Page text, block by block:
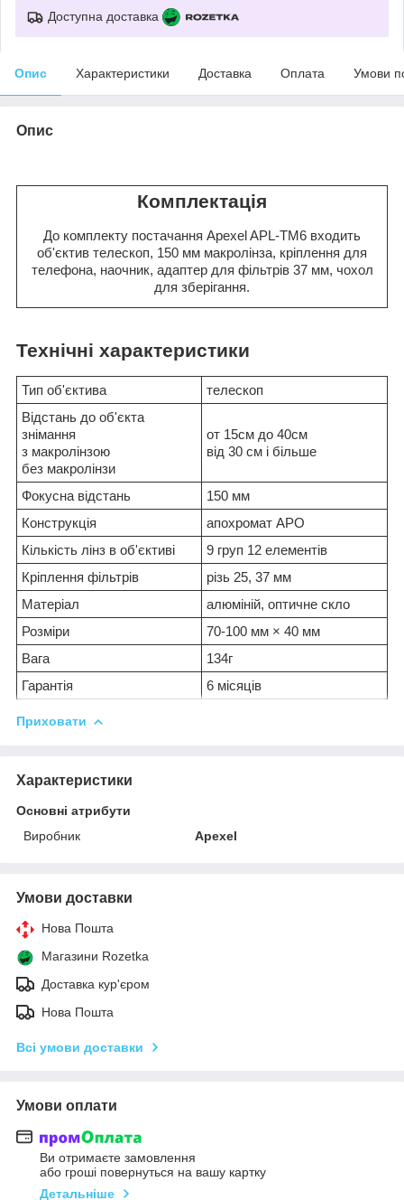
Доступна доставка
Опис Характеристики Доставка Оплата Умови
Опис
Комплектація
До комплекту постачання Apexel APL-TM6 входить
об'єктив телескоп, 150 мм макролінза, кріплення для
телефона, наочник, адаптер для фільтрів 37 мм, чохол
для зберігання.
Технічні характеристики
Тип об'єктива
телескоп
Відстань до об'єкта
знімання
з макролінзою
без макролінзи
от 15см до 40см
від 30 см і більше
Фокусна відстань
150 мм
Конструкція
апохромат APO
Кількість лінз в об'єктиві
9 груп 12 елементів
Кріплення фільтрів
різь 25, 37 мм
Матеріал
алюміній, оптичне скло
Розміри
70-100 мм × 40 мм
Вага
134г
Гарантія
6 місяців
Приховати
Характеристики
Основні атрибути
Виробник
Apexel
Умови доставки
Нова Пошта
Магазини Rozetka
Доставка кур'єром
Нова Пошта
Всі умови доставки
Умови оплати
Ви отримаєте замовлення
або гроші повернуться на вашу картку
Детальніше